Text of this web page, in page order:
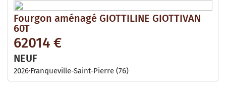
Fourgon aménagé GIOTTILINE GIOTTIVAN
60T
62014 €
NEUF
2026 Franqueville-Saint-Pierre (76)